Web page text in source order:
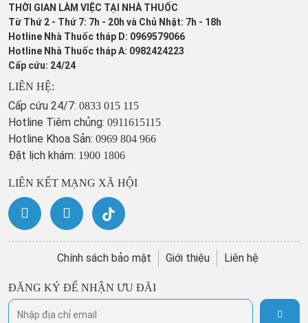
THỜI GIAN LÀM VIỆC TẠI NHÀ THUỐC
Từ Thứ 2 - Thứ 7: 7h - 20h và Chủ Nhật: 7h - 18h
Hotline Nhà Thuốc tháp D: 0969579066
Hotline Nhà Thuốc tháp A: 0982424223
Cấp cứu: 24/24
LIÊN HỆ:
Cấp cứu 24/7: 0833 015 115
Hotline Tiêm chủng: 0911615115
Hotline Khoa Sản: 0969 804 966
Đặt lịch khám: 1900 1806
LIÊN KẾT MẠNG XÃ HỘI
Chính sách bảo mật Giới thiệu Liên hệ
ĐĂNG KÝ ĐỂ NHẬN ƯU ĐÃI